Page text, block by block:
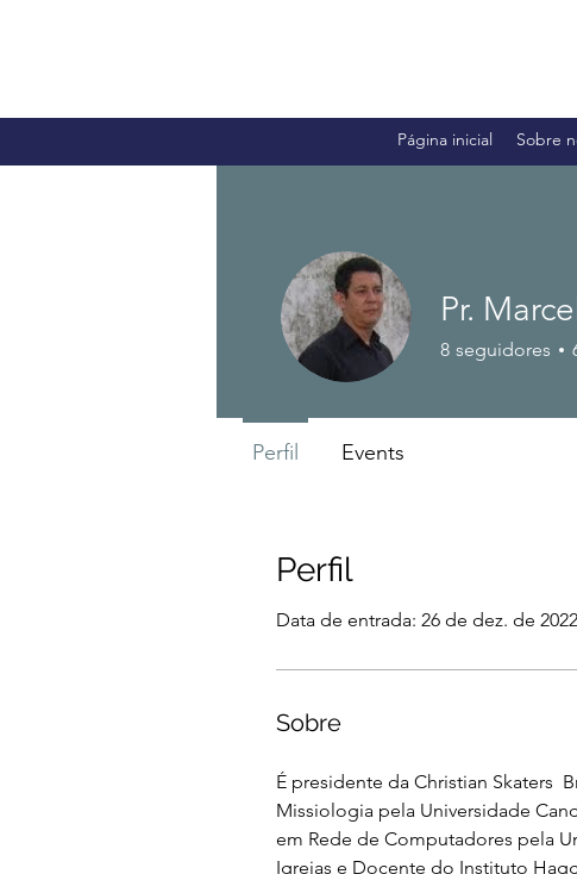
Página inicial Sobre
Perfil
Data de entrada: 26 de dez. de 2022
Sobre
É presidente da Christian Skaters
Missiologia pela Universidade
em Rede de Computadores pela
Igrejas e Docente do Instituto
Pr.
8 seguidores
Perfil Events